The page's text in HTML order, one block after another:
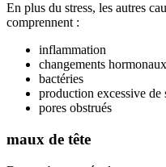
En plus du stress, les autres
comprennent :
inflammation
changements hormonaux
bactéries
production excessive de
pores obstrués
maux de tête